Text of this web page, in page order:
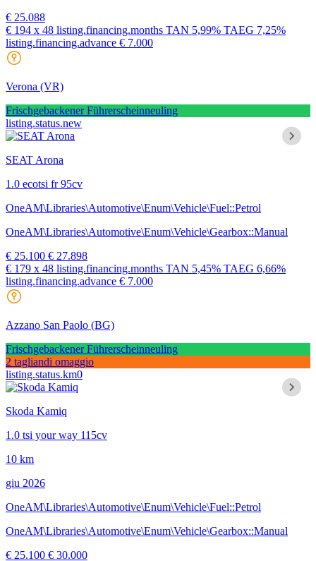
€ 25.088
€ 194 x 48 listing.financing.months TAN 5,99% TAEG 7,25%
listing.financing.advance € 7.000
Verona (VR)
Frischgebackener Führerscheinneuling
listing.status.new
SEAT Arona
1.0 ecotsi fr 95cv
OneAM\Libraries\Automotive\Enum\Vehicle\Fuel::Petrol
OneAM\Libraries\Automotive\Enum\Vehicle\Gearbox::Manual
€ 25.100 € 27.898
€ 179 x 48 listing.financing.months TAN 5,45% TAEG 6,66%
listing.financing.advance € 7.000
Azzano San Paolo (BG)
Frischgebackener Führerscheinneuling
2 tagliandi omaggio
listing.status.km0
Skoda Kamiq
1.0 tsi your way 115cv
10 km
giu 2026
OneAM\Libraries\Automotive\Enum\Vehicle\Fuel::Petrol
OneAM\Libraries\Automotive\Enum\Vehicle\Gearbox::Manual
€ 25.100 € 30.000